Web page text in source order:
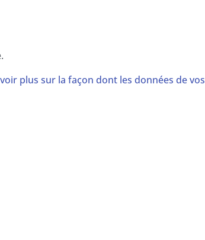
plus sur la façon dont les données de vos